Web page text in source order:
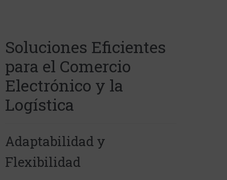
Soluciones Eficientes
para el Comercio
Electrónico y la
Logística
Adaptabilidad y
Flexibilidad